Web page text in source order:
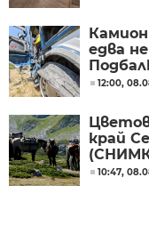
едва
12:00,
край
10:47,